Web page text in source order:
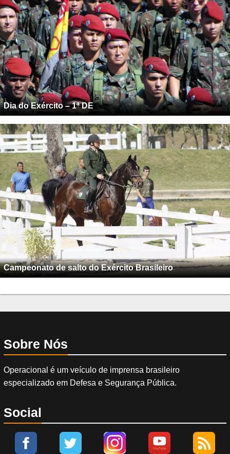
Dia do Exército – 1ª DE
Campeonato de salto do Exército Brasileiro
Sobre Nós
Operacional é um veículo de imprensa brasileiro
especializado em Defesa e Segurança Pública.
Social